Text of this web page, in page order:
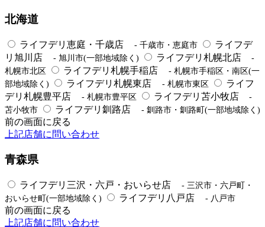
北海道
ライフデリ恵庭・千歳店 - 千歳市・恵庭市
ライフデ
リ旭川店
- 旭川市(一部地域除く) ライフデリ札幌北店
-
札幌市北区
ライフデリ札幌手稲店
- 札幌市手稲区・南区(一
部地域除く)
ライフデリ札幌東店 - 札幌市東区
ライフ
デリ札幌豊平店
- 札幌市豊平区 ライフデリ苫小牧店
-
苫小牧市
ライフデリ釧路店 - 釧路市・釧路町(一部地域除く)
前の画面に戻る
上記店舗に問い合わせ
青森県
ライフデリ三沢・六戸・おいらせ店
- 三沢市・六戸町・
おいらせ町(一部地域除く)
ライフデリ八戸店 - 八戸市
前の画面に戻る
上記店舗に問い合わせ